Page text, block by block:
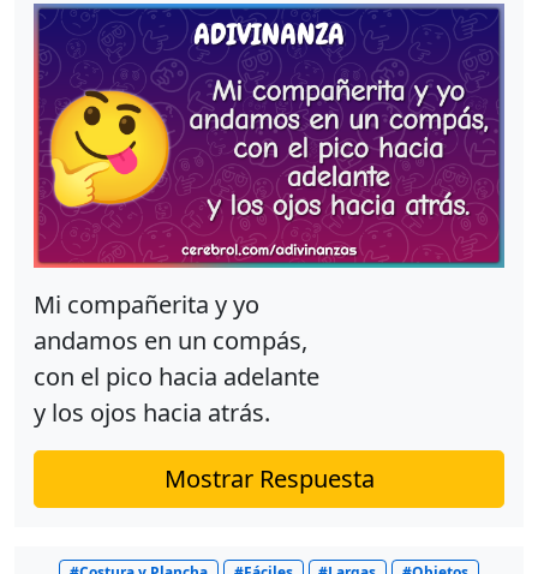
Mi compañerita y yo
andamos en un compás,
con el pico hacia adelante
y los ojos hacia atrás.
Mostrar Respuesta